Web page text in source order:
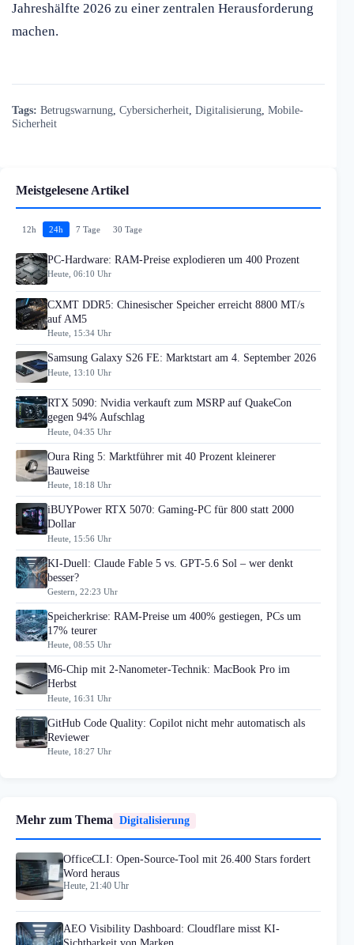
Jahreshälfte 2026 zu einer zentralen Herausforderung
machen.
Tags: Betrugswarnung Cybersicherheit Digitalisierung Mobile-
Sicherheit
Meistgelesene Artikel
12h 24h 7 Tage 30 Tage
PC-Hardware: RAM-Preise explodieren um 400 Prozent
Heute, 06:10 Uhr
CXMT DDR5: Chinesischer Speicher erreicht 8800 MT/s
auf AM5
Heute, 15:34 Uhr
Samsung Galaxy S26 FE: Marktstart am 4. September 2026
Heute, 13:10 Uhr
RTX 5090: Nvidia verkauft zum MSRP auf QuakeCon
gegen 94% Aufschlag
Heute, 04:35 Uhr
Oura Ring 5: Marktführer mit 40 Prozent kleinerer
Bauweise
Heute, 18:18 Uhr
iBUYPower RTX 5070: Gaming-PC für 800 statt 2000
Dollar
Heute, 15:56 Uhr
KI-Duell: Claude Fable 5 vs. GPT-5.6 Sol – wer denkt
besser?
Gestern, 22:23 Uhr
Speicherkrise: RAM-Preise um 400% gestiegen, PCs um
17% teurer
Heute, 08:55 Uhr
M6-Chip mit 2-Nanometer-Technik: MacBook Pro im
Herbst
Heute, 16:31 Uhr
GitHub Code Quality: Copilot nicht mehr automatisch als
Reviewer
Heute, 18:27 Uhr
Mehr zum Thema Digitalisierung
OfficeCLI: Open-Source-Tool mit 26.400 Stars fordert
Word heraus
Heute, 21:40 Uhr
AEO Visibility Dashboard: Cloudflare misst KI-